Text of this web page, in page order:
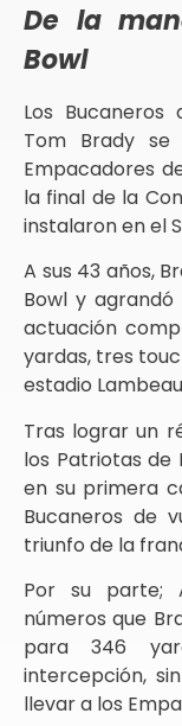
De la
Bowl
Los
Tom Brady se
Empacadores
la final de la
instalaron en el
A sus 43 años,
Bowl y
actuación
yardas, tres
estadio
Tras lograr un
los Patriotas de
en su primera
Bucaneros de
triunfo de la
Por su parte;
números que
para 346
intercepción,
llevar a los